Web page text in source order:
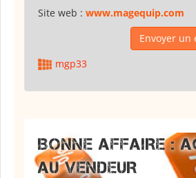
Site web : www.magequip.com
Envoyer un
mgp33
BONNE AFFAIRE :
AU VENDEUR